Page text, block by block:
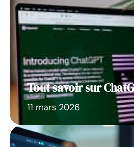
Tout savoir sur
11 mars 2026